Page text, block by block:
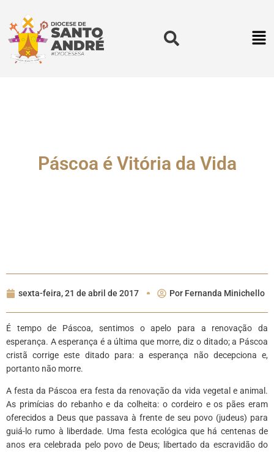
Páscoa é Vitória da Vida
sexta-feira, 21 de abril de 2017 Por Fernanda Minichello
É tempo de Páscoa, sentimos o apelo para a renovação da
esperança. A esperança é a última que morre, diz o ditado; a Páscoa
cristã corrige este ditado para: a esperança não decepciona e,
portanto não morre.
A festa da Páscoa era festa da renovação da vida vegetal e animal.
As primícias do rebanho e da colheita: o cordeiro e os pães eram
oferecidos a Deus que passava à frente de seu povo (judeus) para
guiá-lo rumo à liberdade. Uma festa ecológica que há centenas de
anos era celebrada pelo povo de Deus; libertado da escravidão do